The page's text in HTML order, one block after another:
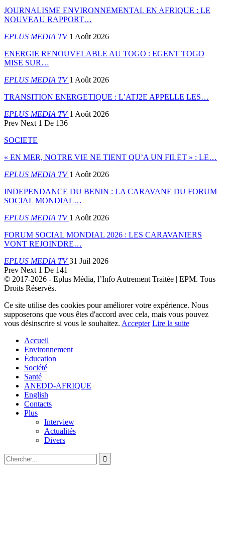
JOURNALISME ENVIRONNEMENTAL EN AFRIQUE : LE
NOUVEAU RAPPORT…
EPLUS MEDIA TV1 Août 2026
ENERGIE RENOUVELABLE AU TOGO : EGENT TOGO
MISE SUR…
EPLUS MEDIA TV1 Août 2026
TRANSITION ENERGETIQUE : L’ATJ2E APPELLE LES…
EPLUS MEDIA TV1 Août 2026
Prev Next 1 De 136
SOCIETE
« EN MER, NOTRE VIE NE TIENT QU’A UN FILET » : LE…
EPLUS MEDIA TV1 Août 2026
INDEPENDANCE DU BENIN : LA CARAVANE DU FORUM
SOCIAL MONDIAL…
EPLUS MEDIA TV1 Août 2026
FORUM SOCIAL MONDIAL 2026 : LES CARAVANIERS
VONT REJOINDRE…
EPLUS MEDIA TV31 Juil 2026
Prev Next 1 De 141
© 2017-2026 - Eplus Média, l’Info Autrement Traitée | EPM. Tous
Droits Réservés.
Ce site utilise des cookies pour améliorer votre expérience. Nous
supposerons que vous êtes d'accord avec cela, mais vous pouvez
vous désinscrire si vous le souhaitez. Accepter Lire la suite
Accueil
Environnement
Éducation
Société
Santé
ANEDD-AFRIQUE
English
Contacts
Plus
Interview
Actualités
Divers